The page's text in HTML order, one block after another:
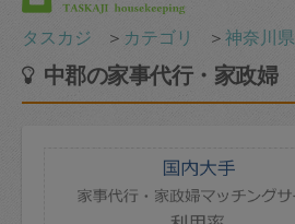
タスカジ ＞ カテゴリ ＞神奈川県
中郡の家事代行・家政婦